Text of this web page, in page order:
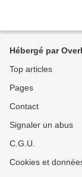
Hébergé par
Top articles
Pages
Contact
Signaler un abus
C.G.U.
Cookies et